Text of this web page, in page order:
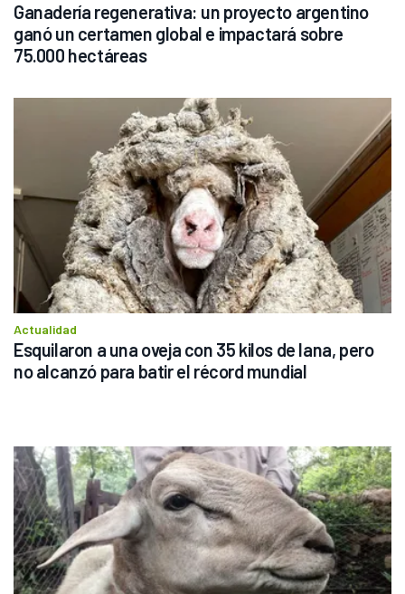
Ganadería regenerativa: un proyecto argentino
ganó un certamen global e impactará sobre
75.000 hectáreas
Actualidad
Esquilaron a una oveja con 35 kilos de lana, pero
no alcanzó para batir el récord mundial